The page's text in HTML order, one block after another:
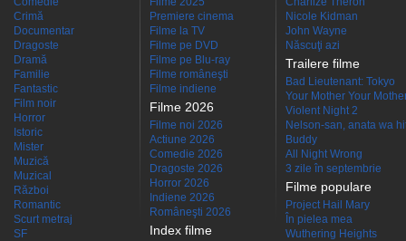
Crimă
Documentar
Dragoste
Dramă
Familie
Fantastic
Film noir
Horror
Istoric
Mister
Muzică
Muzical
Război
Romantic
Scurt metraj
SF
Premiere cinema
Filme la TV
Filme pe DVD
Filme pe Blu-ray
Filme româneşti
Filme indiene
Filme 2026
Filme noi 2026
Actiune 2026
Comedie 2026
Dragoste 2026
Horror 2026
Indiene 2026
Româneşti 2026
Index filme
Nicole Kidman
John Wayne
Născuţi azi
Trailere filme
Bad Lieutenant: Tokyo
Your Mother Your
Violent Night 2
Nelson-san, anata wa
Buddy
All Night Wrong
3 zile în septembrie
Filme populare
Project Hail Mary
În pielea mea
Wuthering Heights